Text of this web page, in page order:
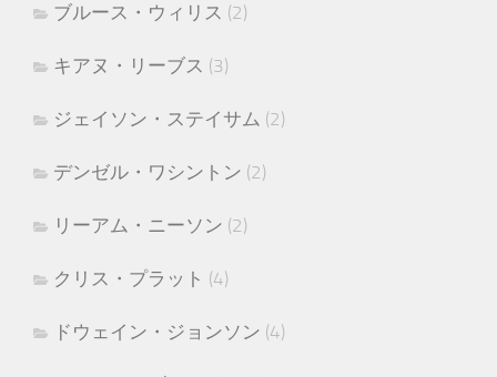
ブルース・ウィリス (2)
キアヌ・リーブス (3)
ジェイソン・ステイサム (2)
デンゼル・ワシントン (2)
リーアム・ニーソン (2)
クリス・プラット (4)
ドウェイン・ジョンソン (4)